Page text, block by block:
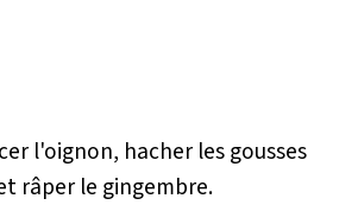
l'oignon, hacher les gousses
râper le gingembre.